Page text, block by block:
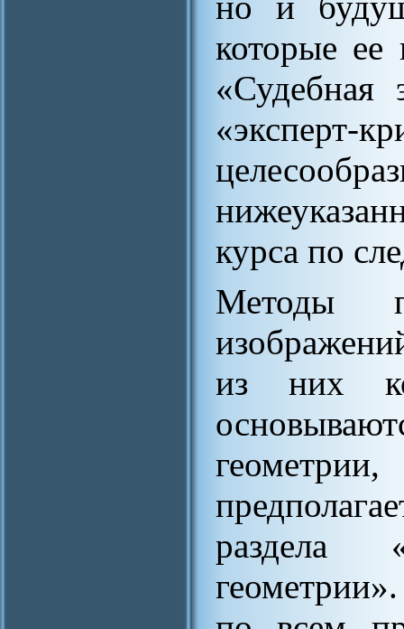
которые ее
«Судебная
«эксперт-
курса по
Методы
из них
раздела